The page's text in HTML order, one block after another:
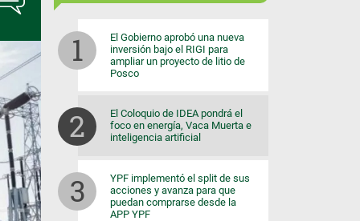
El Gobierno aprobó una nueva
inversión bajo el RIGI para
ampliar un proyecto de litio de
Posco
El Coloquio de IDEA pondrá el
foco en energía, Vaca Muerta e
inteligencia artificial
YPF implementó el split de sus
acciones y avanza para que
puedan comprarse desde la
APP YPF